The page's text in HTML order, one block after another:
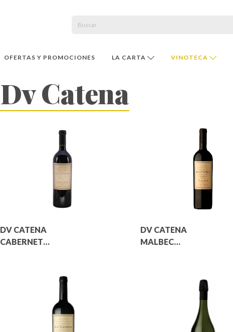
OFERTAS Y PROMOCIONES LA CARTA VINOTECA
Dv Catena
DV CATENA
CABERNET
DV CATENA
MALBEC